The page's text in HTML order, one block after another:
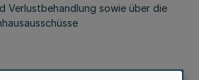
Verlustbehandlung sowie über die
2015 der LVR-HPH-